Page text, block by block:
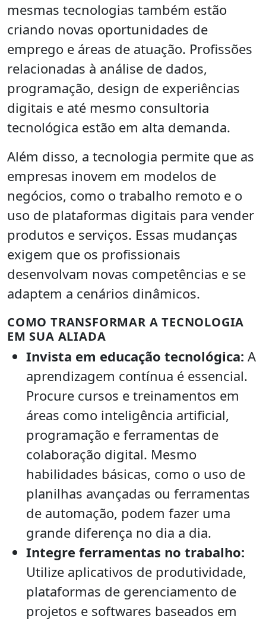
mesmas tecnologias também estão
criando novas oportunidades de
emprego e áreas de atuação. Profissões
relacionadas à análise de dados,
programação, design de experiências
digitais e até mesmo consultoria
tecnológica estão em alta demanda.
Além disso, a tecnologia permite que as
empresas inovem em modelos de
negócios, como o trabalho remoto e o
uso de plataformas digitais para vender
produtos e serviços. Essas mudanças
exigem que os profissionais
desenvolvam novas competências e se
adaptem a cenários dinâmicos.
COMO TRANSFORMAR A TECNOLOGIA
EM SUA ALIADA
Invista em educação tecnológica: A
aprendizagem contínua é essencial.
Procure cursos e treinamentos em
áreas como inteligência artificial,
programação e ferramentas de
colaboração digital. Mesmo
habilidades básicas, como o uso de
planilhas avançadas ou ferramentas
de automação, podem fazer uma
grande diferença no dia a dia.
Integre ferramentas no trabalho:
Utilize aplicativos de produtividade,
plataformas de gerenciamento de
projetos e softwares baseados em